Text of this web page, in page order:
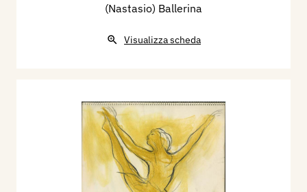
(Nastasio) Ballerina
Visualizza scheda